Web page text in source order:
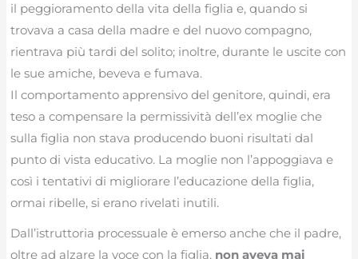
il peggioramento della vita della figlia e, quando si
trovava a casa della madre e del nuovo compagno,
rientrava più tardi del solito; inoltre, durante le uscite con
le sue amiche, beveva e fumava.
Il comportamento apprensivo del genitore, quindi, era
teso a compensare la permissività dell’ex moglie che
sulla figlia non stava producendo buoni risultati dal
punto di vista educativo. La moglie non l’appoggiava e
così i tentativi di migliorare l’educazione della figlia,
ormai ribelle, si erano rivelati inutili.
Dall’istruttoria processuale è emerso anche che il padre,
oltre ad alzare la voce con la figlia, non aveva mai